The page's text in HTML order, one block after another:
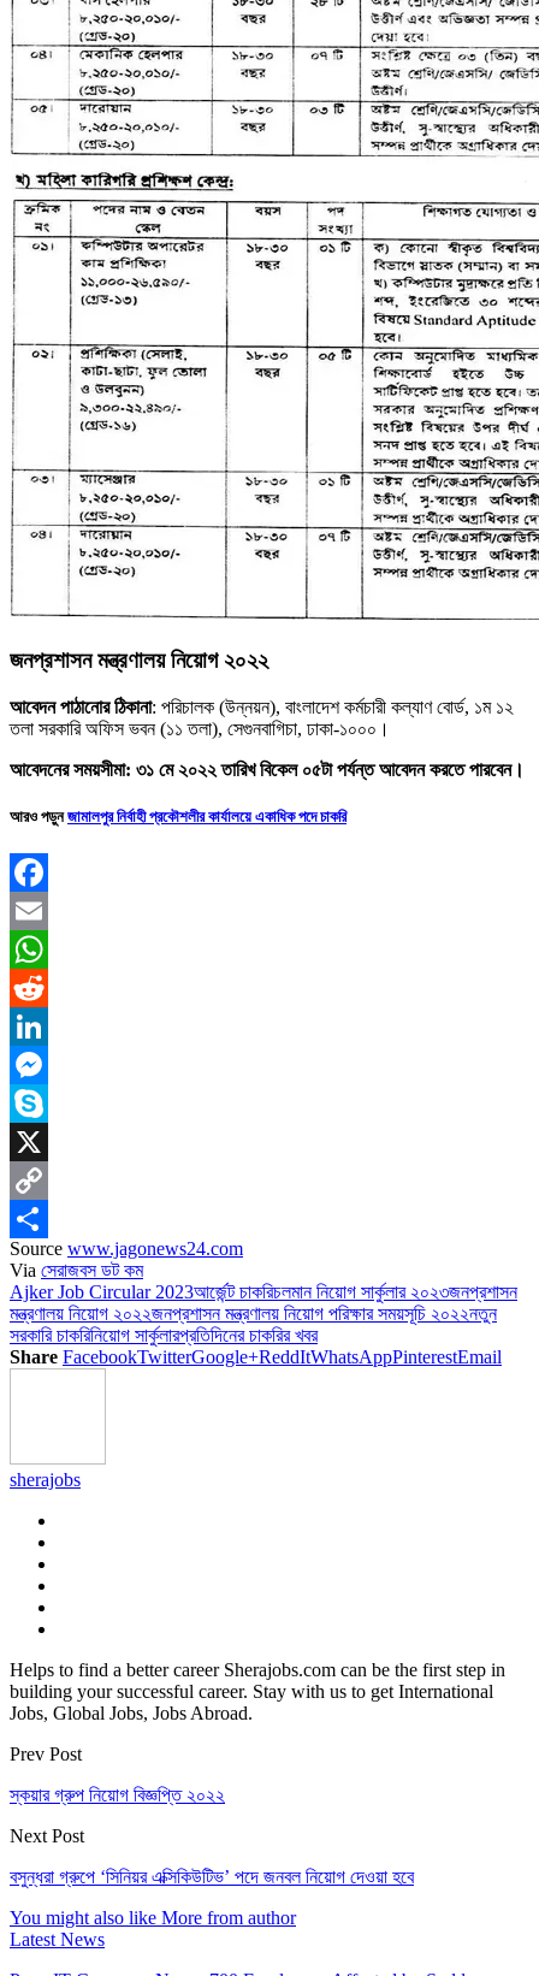
জনপ্রশাসন মন্ত্রণালয় নিয়োগ ২০২২
আবেদন পাঠানোর ঠিকানা: পরিচালক (উন্নয়ন), বাংলাদেশ কর্মচারী কল্যাণ বোর্ড, ১ম ১২
তলা সরকারি অফিস ভবন (১১ তলা), সেগুনবাগিচা, ঢাকা-১০০০।
আবেদনের সময়সীমা: ৩১ মে ২০২২ তারিখ বিকেল ০৫টা পর্যন্ত আবেদন করতে পারবেন।
আরও পড়ুন জামালপুর নির্বাহী প্রকৌশলীর কার্যালয়ে একাধিক পদে চাকরি
Facebook
Email
WhatsApp
Reddit
LinkedIn
Messenger
Skype
X
Copy
Link
Share
Source www.jagonews24.com
Via সেরাজবস ডট কম
Ajker Job Circular 2023আর্জেন্ট চাকরিচলমান নিয়োগ সার্কুলার ২০২৩জনপ্রশাসন
মন্ত্রণালয় নিয়োগ ২০২২জনপ্রশাসন মন্ত্রণালয় নিয়োগ পরিক্ষার সময়সূচি ২০২২নতুন
সরকারি চাকরিনিয়োগ সার্কুলারপ্রতিদিনের চাকরির খবর
Share FacebookTwitterGoogle+ReddItWhatsAppPinterestEmail
sherajobs
Helps to find a better career Sherajobs.com can be the first step in
building your successful career. Stay with us to get International
Jobs, Global Jobs, Jobs Abroad.
Prev Post
স্কয়ার গ্রুপ নিয়োগ বিজ্ঞপ্তি ২০২২
Next Post
বসুন্ধরা গ্রুপে ‘সিনিয়র এক্সিকিউটিভ’ পদে জনবল নিয়োগ দেওয়া হবে
You might also like More from author
Latest News